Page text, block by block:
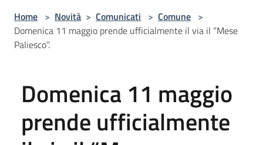
Home > Novità > Comunicati > Comune >
Domenica 11 maggio prende ufficialmente il via il “Mese
Paliesco”.
Domenica 11 maggio
prende ufficialmente